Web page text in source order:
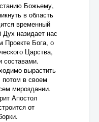
Божьему,
в область
временный
назидает нас
Проекте Бога, о
Царства,
составами.
вырастить
в своем
мироздании.
Апостол
от